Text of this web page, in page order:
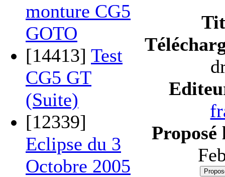
monture CG5
GOTO
[14413] Test
CG5 GT
(Suite)
[12339]
Eclipse du 3
Octobre 2005
Proposé